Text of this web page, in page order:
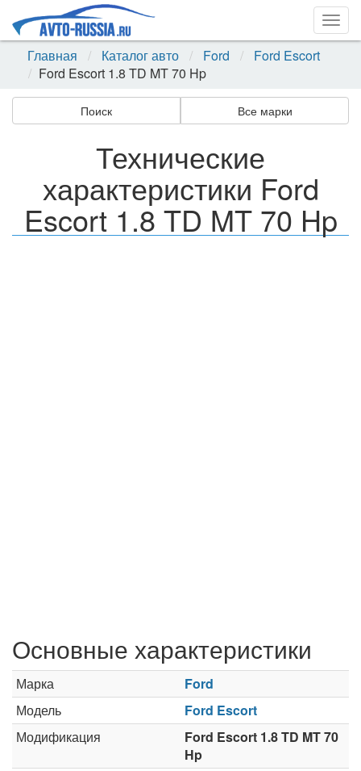
Главная
Каталог авто Ford
Ford Escort
Ford Escort 1.8 TD MT 70 Hp
Поиск Все марки
Технические
характеристики Ford
Escort 1.8 TD MT 70 Hp
Основные характеристики
Марка
Ford
Модель
Ford Escort
Модификация
Ford Escort 1.8 TD MT 70
Hp